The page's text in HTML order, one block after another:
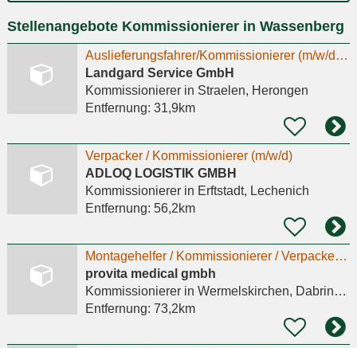
eingeben
Stellenangebote Kommissionierer in Wassenberg
Auslieferungsfahrer/Kommissionierer (m/w/d) im Nahverkehr Vollzeit - Kein LKW-Führerschein
Landgard Service GmbH
Kommissioniererin Straelen, Herongen
Entfernung: 31,9km
Verpacker / Kommissionierer (m/w/d)
ADLOQ LOGISTIK GMBH
Kommissioniererin Erftstadt, Lechenich
Entfernung: 56,2km
Montagehelfer / Kommissionierer / Verpacker (m/w/d)
provita medical gmbh
Kommissioniererin Wermelskirchen, Dabringhausen
Entfernung: 73,2km